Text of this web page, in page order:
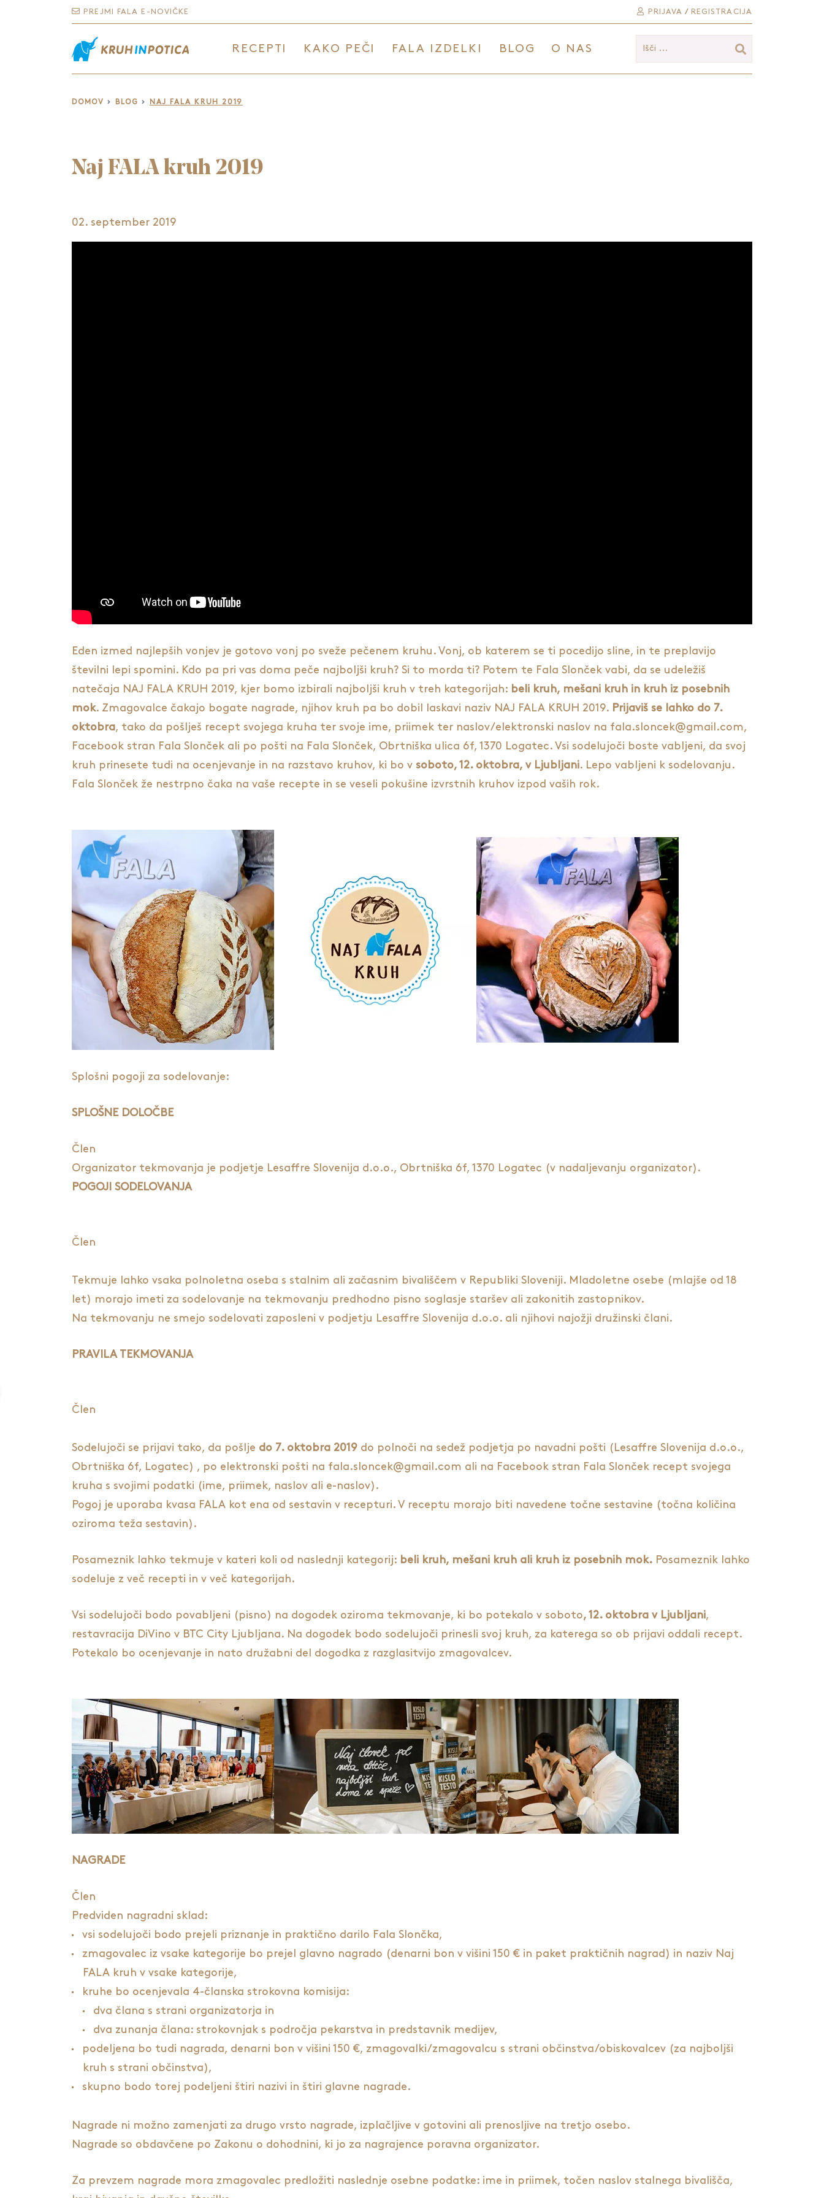
PREJMI FALA E-NOVIČKE PRIJAVA / REGISTRACIJA
Išči ...
RECEPTI KAKO PEČI FALA IZDELKI BLOG O NAS
DOMOV BLOG NAJ FALA KRUH 2019
Naj FALA kruh 2019
02. september 2019
Eden izmed najlepših vonjev je gotovo vonj po sveže pečenem kruhu. Vonj, ob katerem se ti pocedijo sline, in te preplavijo
številni lepi spomini. Kdo pa pri vas doma peče najboljši kruh? Si to morda ti? Potem te Fala Slonček vabi, da se udeležiš
natečaja NAJ FALA KRUH 2019, kjer bomo izbirali najboljši kruh v treh kategorijah: beli kruh, mešani kruh in kruh iz posebnih
mok. Zmagovalce čakajo bogate nagrade, njihov kruh pa bo dobil laskavi naziv NAJ FALA KRUH 2019. Prijaviš se lahko do 7.
oktobra, tako da pošlješ recept svojega kruha ter svoje ime, priimek ter naslov/elektronski naslov na fala.sloncek@gmail.com,
Facebook stran Fala Slonček ali po pošti na Fala Slonček, Obrtniška ulica 6f, 1370 Logatec. Vsi sodelujoči boste vabljeni, da svoj
kruh prinesete tudi na ocenjevanje in na razstavo kruhov, ki bo v soboto, 12. oktobra, v Ljubljani. Lepo vabljeni k sodelovanju.
Fala Slonček že nestrpno čaka na vaše recepte in se veseli pokušine izvrstnih kruhov izpod vaših rok.
Splošni pogoji za sodelovanje:
SPLOŠNE DOLOČBE
Člen
Organizator tekmovanja je podjetje Lesaffre Slovenija d.o.o., Obrtniška 6f, 1370 Logatec (v nadaljevanju organizator).
POGOJI SODELOVANJA
Člen
Tekmuje lahko vsaka polnoletna oseba s stalnim ali začasnim bivališčem v Republiki Sloveniji. Mladoletne osebe (mlajše od 18
let) morajo imeti za sodelovanje na tekmovanju predhodno pisno soglasje staršev ali zakonitih zastopnikov.
Na tekmovanju ne smejo sodelovati zaposleni v podjetju Lesaffre Slovenija d.o.o. ali njihovi najožji družinski člani.
PRAVILA TEKMOVANJA
Člen
Sodelujoči se prijavi tako, da pošlje do 7. oktobra 2019 do polnoči na sedež podjetja po navadni pošti (Lesaffre Slovenija d.o.o.,
Obrtniška 6f, Logatec) , po elektronski pošti na fala.sloncek@gmail.com ali na Facebook stran Fala Slonček recept svojega
kruha s svojimi podatki (ime, priimek, naslov ali e-naslov).
Pogoj je uporaba kvasa FALA kot ena od sestavin v recepturi. V receptu morajo biti navedene točne sestavine (točna količina
oziroma teža sestavin).
Posameznik lahko tekmuje v kateri koli od naslednji kategorij: beli kruh, mešani kruh ali kruh iz posebnih mok. Posameznik lahko
sodeluje z več recepti in v več kategorijah.
Vsi sodelujoči bodo povabljeni (pisno) na dogodek oziroma tekmovanje, ki bo potekalo v soboto, 12. oktobra v Ljubljani,
restavracija DiVino v BTC City Ljubljana. Na dogodek bodo sodelujoči prinesli svoj kruh, za katerega so ob prijavi oddali recept.
Potekalo bo ocenjevanje in nato družabni del dogodka z razglasitvijo zmagovalcev.
NAGRADE
Člen
Predviden nagradni sklad:
vsi sodelujoči bodo prejeli priznanje in praktično darilo Fala Slončka,
zmagovalec iz vsake kategorije bo prejel glavno nagrado (denarni bon v višini 150 € in paket praktičnih nagrad) in naziv Naj
FALA kruh v vsake kategorije,
kruhe bo ocenjevala 4-članska strokovna komisija:
dva člana s strani organizatorja in
dva zunanja člana: strokovnjak s področja pekarstva in predstavnik medijev,
podeljena bo tudi nagrada, denarni bon v višini 150 €, zmagovalki/zmagovalcu s strani občinstva/obiskovalcev (za najboljši
kruh s strani občinstva),
skupno bodo torej podeljeni štiri nazivi in štiri glavne nagrade.
Nagrade ni možno zamenjati za drugo vrsto nagrade, izplačljive v gotovini ali prenosljive na tretjo osebo.
Nagrade so obdavčene po Zakonu o dohodnini, ki jo za nagrajence poravna organizator.
Za prevzem nagrade mora zmagovalec predložiti naslednje osebne podatke: ime in priimek, točen naslov stalnega bivališča,